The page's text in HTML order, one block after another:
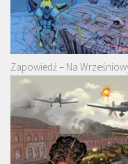
Zapowiedź – Na